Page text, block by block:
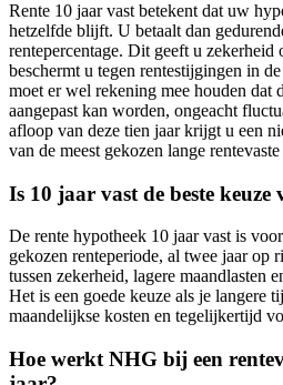
Rente 10 jaar vast betekent dat uw
hetzelfde blijft. U betaalt dan
rentepercentage. Dit geeft u zekerheid
beschermt u tegen rentestijgingen in
moet er wel rekening mee houden dat
aangepast kan worden, ongeacht
afloop van deze tien jaar krijgt u een
van de meest gekozen lange
Is 10 jaar vast de beste
De rente hypotheek 10 jaar vast is
gekozen renteperiode, al twee jaar op
tussen zekerheid, lagere maandlasten
Het is een goede keuze als je langere
maandelijkse kosten en tegelijkertijd
Hoe werkt NHG bij een